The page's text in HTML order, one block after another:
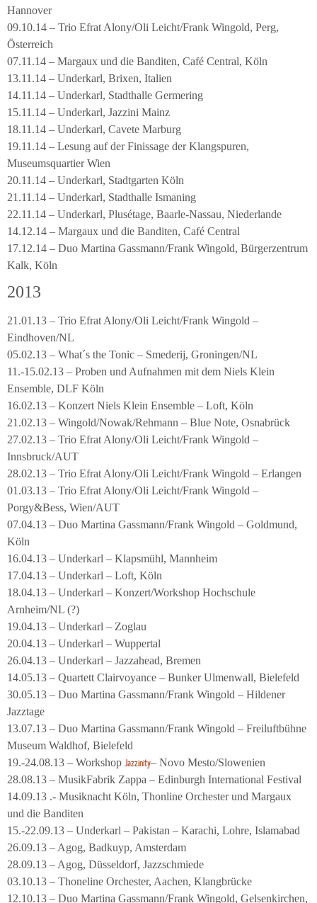
Hannover
09.10.14 – Trio Efrat Alony/Oli Leicht/Frank Wingold, Perg,
Österreich
07.11.14 – Margaux und die Banditen, Café Central, Köln
13.11.14 – Underkarl, Brixen, Italien
14.11.14 – Underkarl, Stadthalle Germering
15.11.14 – Underkarl, Jazzini Mainz
18.11.14 – Underkarl, Cavete Marburg
19.11.14 – Lesung auf der Finissage der Klangspuren,
Museumsquartier Wien
20.11.14 – Underkarl, Stadtgarten Köln
21.11.14 – Underkarl, Stadthalle Ismaning
22.11.14 – Underkarl, Plusétage, Baarle-Nassau, Niederlande
14.12.14 – Margaux und die Banditen, Café Central
17.12.14 – Duo Martina Gassmann/Frank Wingold, Bürgerzentrum
Kalk, Köln
2013
21.01.13 – Trio Efrat Alony/Oli Leicht/Frank Wingold –
Eindhoven/NL
05.02.13 – What´s the Tonic – Smederij, Groningen/NL
11.-15.02.13 – Proben und Aufnahmen mit dem Niels Klein
Ensemble, DLF Köln
16.02.13 – Konzert Niels Klein Ensemble – Loft, Köln
21.02.13 – Wingold/Nowak/Rehmann – Blue Note, Osnabrück
27.02.13 – Trio Efrat Alony/Oli Leicht/Frank Wingold –
Innsbruck/AUT
28.02.13 – Trio Efrat Alony/Oli Leicht/Frank Wingold – Erlangen
01.03.13 – Trio Efrat Alony/Oli Leicht/Frank Wingold –
Porgy&Bess, Wien/AUT
07.04.13 – Duo Martina Gassmann/Frank Wingold – Goldmund,
Köln
16.04.13 – Underkarl – Klapsmühl, Mannheim
17.04.13 – Underkarl – Loft, Köln
18.04.13 – Underkarl – Konzert/Workshop Hochschule
Arnheim/NL (?)
19.04.13 – Underkarl – Zoglau
20.04.13 – Underkarl – Wuppertal
26.04.13 – Underkarl – Jazzahead, Bremen
14.05.13 – Quartett Clairvoyance – Bunker Ulmenwall, Bielefeld
30.05.13 – Duo Martina Gassmann/Frank Wingold – Hildener
Jazztage
13.07.13 – Duo Martina Gassmann/Frank Wingold – Freiluftbühne
Museum Waldhof, Bielefeld
19.-24.08.13 – Workshop Jazzinity– Novo Mesto/Slowenien
28.08.13 – MusikFabrik Zappa – Edinburgh International Festival
14.09.13 .- Musiknacht Köln, Thonline Orchester und Margaux
und die Banditen
15.-22.09.13 – Underkarl – Pakistan – Karachi, Lohre, Islamabad
26.09.13 – Agog, Badkuyp, Amsterdam
28.09.13 – Agog, Düsseldorf, Jazzschmiede
03.10.13 – Thoneline Orchester, Aachen, Klangbrücke
12.10.13 – Duo Martina Gassmann/Frank Wingold, Gelsenkirchen,